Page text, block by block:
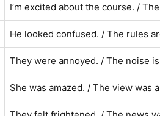
I’m excited about the course. /
He looked confused. / The rules
They were annoyed. / The noise
She was amazed. / The view was